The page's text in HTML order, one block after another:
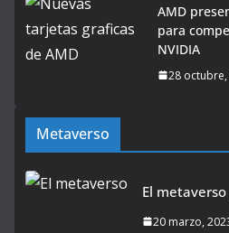
AMD
para
NVIDIA
28
Metaverso
El
20 marzo,